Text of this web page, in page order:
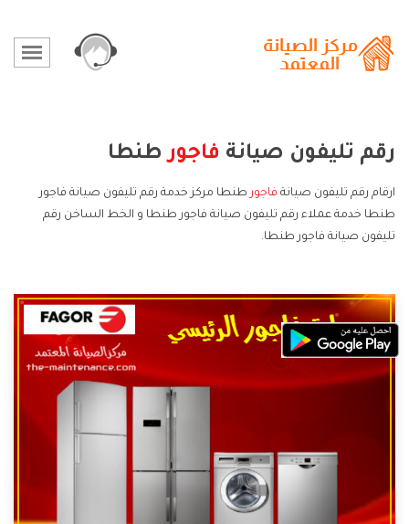
رقم تليفون صيانة فاجورطنطا
ارقام رقم تليفون صيانة فاجور طنطا مركز خدمة رقم تليفون صيانة فاجور
طنطا خدمة عملاء رقم تليفون صيانة فاجور طنطا و الخط الساخن رقم
تليفون صيانة فاجور طنطا.